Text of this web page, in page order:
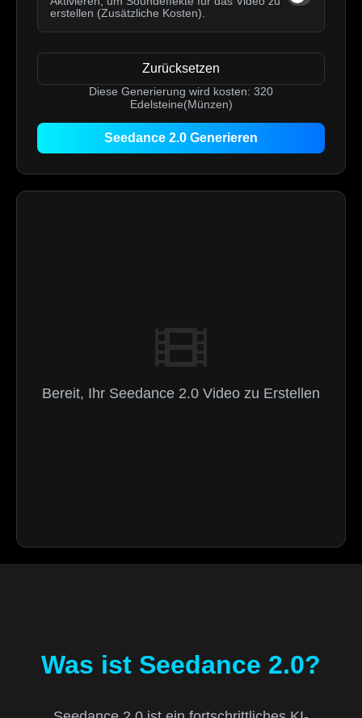
erstellen (Zusätzliche Kosten).
Zurücksetzen
Diese Generierung wird kosten: 320
Edelsteine(Münzen)
Seedance 2.0 Generieren
Bereit, Ihr Seedance 2.0 Video zu Erstellen
Was ist Seedance 2.0?